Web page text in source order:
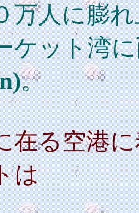
万人に膨
ケット湾
。
る空港に
は